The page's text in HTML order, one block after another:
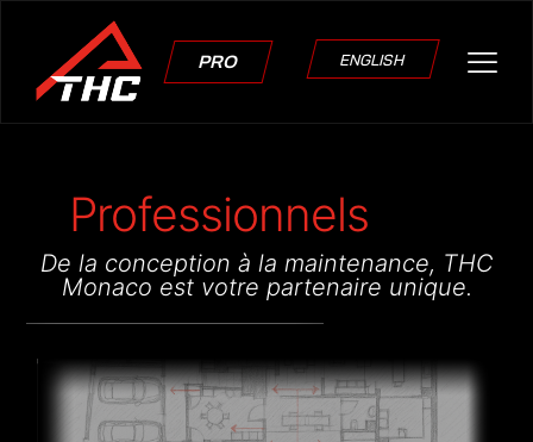
PRO ENGLISH
Professionnels
De la conception à la maintenance, THC
Monaco est votre partenaire unique.